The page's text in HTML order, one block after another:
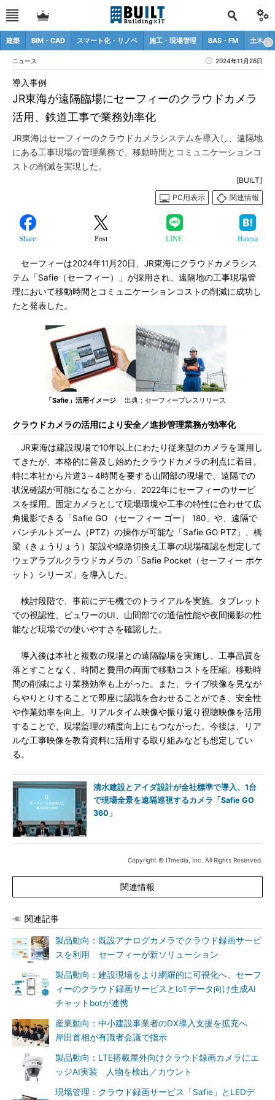
建築 BIM・CAD スマート化・リノベ 施工・現場管理 BAS・FM 土木
ニュース 2024年11月26日
JR東海が遠隔臨場にセーフィーのクラウドカメラ
活用、鉄道工事で業務効率化
導入事例
JR東海はセーフィーのクラウドカメラシステムを導入し、遠隔地
にある工事現場の管理業務で、移動時間とコミュニケーションコ
ストの削減を実現した。
[BUILT]
PC用表示
関連情報
Share Post LINE Hatena
セーフィーは2024年11月20日、JR東海にクラウドカメラシス
テム「Safie（セーフィー）」が採用され、遠隔地の工事現場管
理において移動時間とコミュニケーションコストの削減に成功し
たと発表した。
「Safie」活用イメージ 出典：セーフィープレスリリース
クラウドカメラの活用により安全／進捗管理業務が効率化
JR東海は建設現場で10年以上にわたり従来型のカメラを運用し
てきたが、本格的に普及し始めたクラウドカメラの利点に着目。
特に本社から片道3～4時間を要する山間部の現場で、遠隔での
状況確認が可能になることから、2022年にセーフィーのサービ
スを採用。固定カメラとして現場環境や工事の特性に合わせて広
角撮影できる「Safie GO （セーフィー ゴー） 180」や、遠隔で
パンチルトズーム（PTZ）の操作が可能な「Safie GO PTZ」、橋
梁（きょうりょう）架設や線路切換え工事の現場確認を想定して
ウェアラブルクラウドカメラの「Safie Pocket（セーフィー ポケ
ット）シリーズ」を導入した。
検討段階で、事前にデモ機でのトライアルを実施。タブレット
での視認性、ビュワーのUI、山間部での通信性能や夜間撮影の性
能など現場での使いやすさを確認した。
導入後は本社と複数の現場との遠隔臨場を実施し、工事品質を
落とすことなく、時間と費用の両面で移動コストを圧縮。移動時
間の削減により業務効率も上がった。また、ライブ映像を見なが
らやりとりすることで即座に認識を合わせることができ、安全性
や作業効率を向上。リアルタイム映像や振り返り視聴映像を活用
することで、現場監理の精度向上にもつながった。今後は、リア
ルな工事映像を教育資料に活用する取り組みなども想定してい
る。
清水建設とアイダ設計が全社標準で導入、1台
で現場全景を遠隔巡視するカメラ「Safie GO
360」
Copyright © ITmedia, Inc. All Rights Reserved.
関連情報
関連記事
製品動向：既設アナログカメラでクラウド録画サービ
スを利用 セーフィーが新ソリューション
製品動向：建設現場をより網羅的に可視化へ、セーフ
ィーのクラウド録画サービスとIoTデータ向け生成AI
チャットbotが連携
産業動向：中小建設事業者のDX導入支援を拡充へ
岸田首相が有識者会議で指示
製品動向：LTE搭載屋外向けクラウド録画カメラにエ
ッジAI実装 人物を検出／カウント
現場管理：クラウド録画サービス「Safie」とLEDデ